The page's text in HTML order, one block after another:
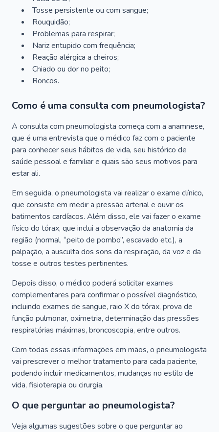
Tosse persistente ou com sangue;
Rouquidão;
Problemas para respirar;
Nariz entupido com frequência;
Reação alérgica a cheiros;
Chiado ou dor no peito;
Roncos.
Como é uma consulta com pneumologista?
A consulta com pneumologista começa com a anamnese,
que é uma entrevista que o médico faz com o paciente
para conhecer seus hábitos de vida, seu histórico de
saúde pessoal e familiar e quais são seus motivos para
estar ali.
Em seguida, o pneumologista vai realizar o exame clínico,
que consiste em medir a pressão arterial e ouvir os
batimentos cardíacos. Além disso, ele vai fazer o exame
físico do tórax, que inclui a observação da anatomia da
região (normal, “peito de pombo”, escavado etc.), a
palpação, a ausculta dos sons da respiração, da voz e da
tosse e outros testes pertinentes.
Depois disso, o médico poderá solicitar exames
complementares para confirmar o possível diagnóstico,
incluindo exames de sangue, raio X do tórax, prova de
função pulmonar, oximetria, determinação das pressões
respiratórias máximas, broncoscopia, entre outros.
Com todas essas informações em mãos, o pneumologista
vai prescrever o melhor tratamento para cada paciente,
podendo incluir medicamentos, mudanças no estilo de
vida, fisioterapia ou cirurgia.
O que perguntar ao pneumologista?
Veja algumas sugestões sobre o que perguntar ao